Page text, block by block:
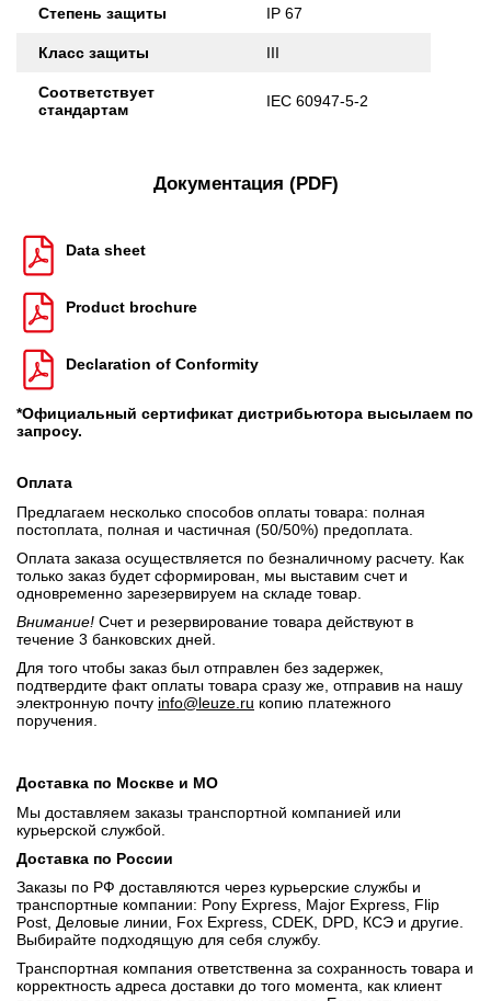
Степень защиты IP 67
Класс защиты III
Соответствует
стандартам
IEC 60947-5-2
Документация (PDF)
Data sheet
Product brochure
Declaration of Conformity
*Официальный сертификат дистрибьютора высылаем по
запросу.
Оплата
Предлагаем несколько способов оплаты товара: полная
постоплата, полная и частичная (50/50%) предоплата.
Оплата заказа осуществляется по безналичному расчету. Как
только заказ будет сформирован, мы выставим счет и
одновременно зарезервируем на складе товар.
Внимание! Счет и резервирование товара действуют в
течение 3 банковских дней.
Для того чтобы заказ был отправлен без задержек,
подтвердите факт оплаты товара сразу же, отправив на нашу
электронную почту info@leuze.ru копию платежного
поручения.
Доставка по Москве и МО
Мы доставляем заказы транспортной компанией или
курьерской службой.
Доставка по России
Заказы по РФ доставляются через курьерские службы и
транспортные компании: Pony Express, Major Express, Flip
Post, Деловые линии, Fox Express, CDEK, DPD, КСЭ и другие.
Выбирайте подходящую для себя службу.
Транспортная компания ответственна за сохранность товара и
корректность адреса доставки до того момента, как клиент